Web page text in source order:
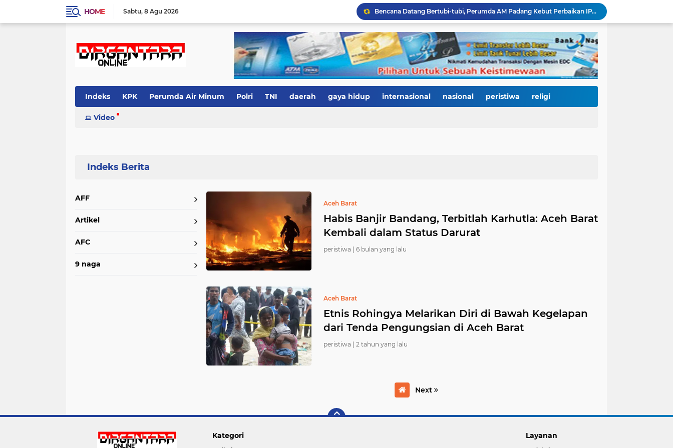
HOME Sabtu 8 Agu 2026
Bencana Datang Bertubi-tubi, Perumda AM Padang Kebut Perbaikan IPA Gunung Pangilun, Ditarget Tuntas Akhir Agustus
Mata Jeli HJK 357: Warga Padang Diajak Jadi Pengawas Kebersihan, Kemeriahan HJK Harus Tetap Rancak dan Bersih
Padang Gastronomy Market Hari Kedua: Surga Kuliner Tradisional di Kota Tua, UMKM Lokal Banjir Apresiasi
Gowes Siti Nurbaya Jadi Magnet Pesepeda Luar Daerah, HJK ke-357 Padang Makin Meriah
Tanam Pohon di Tepian Batang Arau, Padang dan Hildesheim Teguhkan Persahabatan Menuju Kota Global
Pasca Banjir, PUPR Padang Bergerak Cepat: Tanggul Lapau Munggu Diperbaiki, Sungkai dan SMPN 41 Dibersihkan
Dugaan Kekerasan PJU Polda Sumbar terhadap Sopir Disorot, Miko Kamal: Jangan Ada Kekebalan Hukum bagi Aparat
Indeks KPK Perumda Air Minum Polri TNI daerah gaya hidup internasional nasional peristiwa religi
Video
AFF
Artikel
AFC
9 naga
Aceh Barat
Habis Banjir Bandang, Terbitlah Karhutla: Aceh Barat
Kembali dalam Status Darurat
peristiwa | 6 bulan yang lalu
Aceh Barat
Etnis Rohingya Melarikan Diri di Bawah Kegelapan
dari Tenda Pengungsian di Aceh Barat
peristiwa | 2 tahun yang lalu
Next
Kategori Layanan